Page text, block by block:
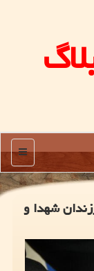
منو
شهدا و